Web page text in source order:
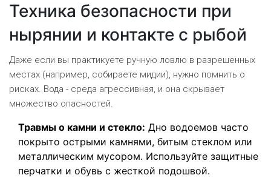
Техника безопасности при
нырянии и контакте с рыбой
Даже если вы практикуете ручную ловлю в разрешенных
местах (например, собираете мидии), нужно помнить о
рисках. Вода - среда агрессивная, и она скрывает
множество опасностей.
Травмы о камни и стекло: Дно водоемов часто
покрыто острыми камнями, битым стеклом или
металлическим мусором. Используйте защитные
перчатки и обувь с жесткой подошвой.